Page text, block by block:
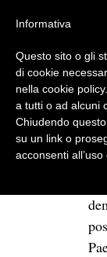
Il
La
Informativa
Questo sito o gli
di cookie
nella cookie
a tutti o ad alcuni
Chiudendo
su un link o
acconsenti all’uso